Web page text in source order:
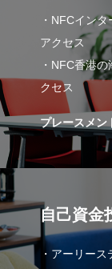
・NFCイン
アクセス
・NFC香港
クセス
プレースメン
自己資金
・アーリー